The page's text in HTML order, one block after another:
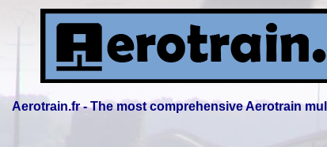
Aerotrain.fr - The most comprehensive Aerotrain